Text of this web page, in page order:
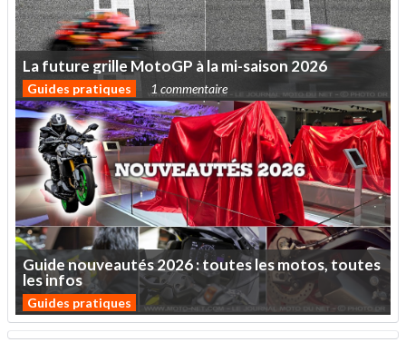
Lafuturegrille MotoGP àlami-saison 2026
Guides pratiques 1 commentaire
Guidenouveautés2026:touteslesmotos,toutes
lesinfos
Guides pratiques